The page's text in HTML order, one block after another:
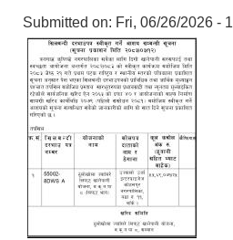
Submitted on: Fri, 06/26/2026 -